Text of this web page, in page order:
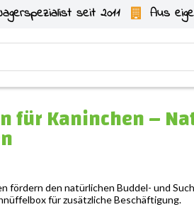
seit 2011 Aus
für Kaninchen –
fördern den natürlichen Buddel- und
für zusätzliche Beschäftigung.